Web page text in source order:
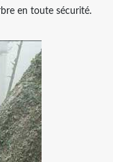
en toute sécurité.